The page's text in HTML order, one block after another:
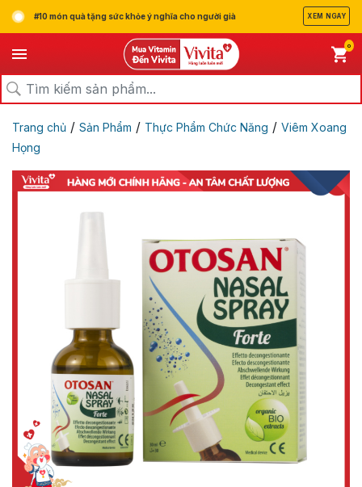
#10 món quà tặng sức khỏe ý nghĩa cho người già XEM NGAY
0
Trang chủ / Sản Phẩm / Thực Phẩm Chức Năng / Viêm Xoang
Họng